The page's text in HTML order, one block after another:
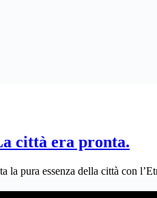
città era pronta.
la pura essenza della città con